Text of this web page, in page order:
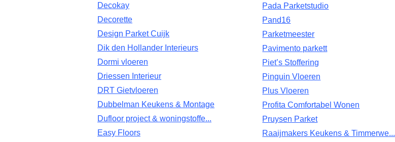
Decokay
Decorette
Design Parket Cuijk
Dik den Hollander Interieurs
Dormi vloeren
Driessen Interieur
DRT Gietvloeren
Dubbelman Keukens & Montage
Dufloor project & woningstoffe...
Easy Floors
Pada Parketstudio
Pand16
Parketmeester
Pavimento parkett
Piet’s Stoffering
Pinguin Vloeren
Plus Vloeren
Profita Comfortabel Wonen
Pruysen Parket
Raaijmakers Keukens & Timmerwe...